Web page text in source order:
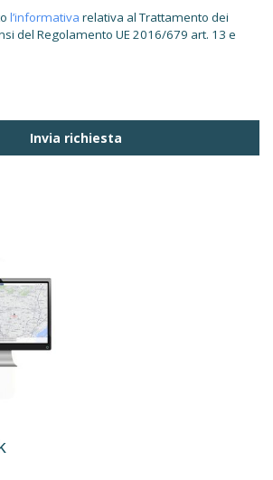
l’informativa relativa al Trattamento dei
del Regolamento UE 2016/679 art. 13 e
Invia richiesta